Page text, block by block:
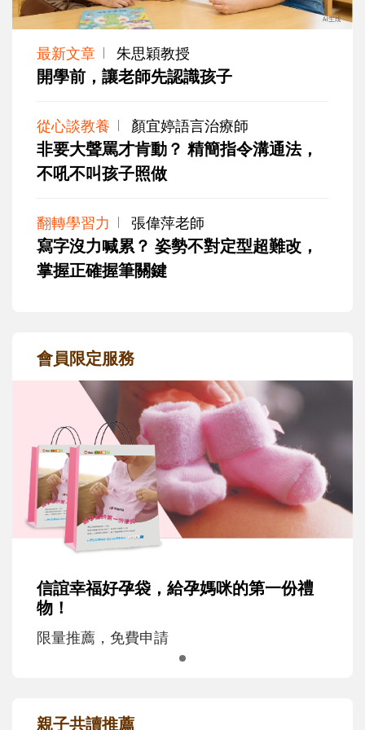
最新文章 朱思穎教授
開學前，讓老師先認識孩子
從心談教養 顏宜婷語言治療師
非要大聲罵才肯動？ 精簡指令溝通法，
不吼不叫孩子照做
翻轉學習力 張偉萍老師
寫字沒力喊累？ 姿勢不對定型超難改，
掌握正確握筆關鍵
會員限定服務
信誼幸福好孕袋，給孕媽咪的第一份禮
物！
限量推薦，免費申請
親子共讀推薦